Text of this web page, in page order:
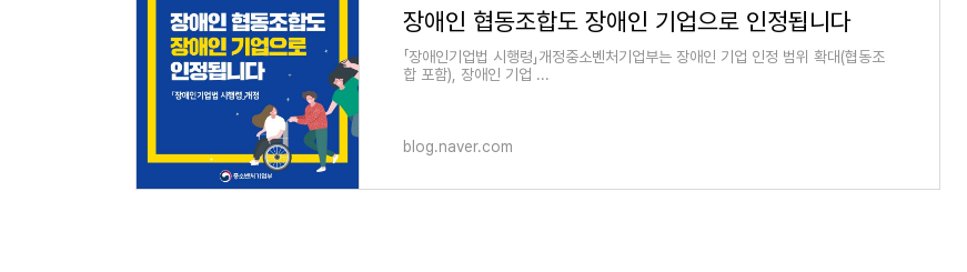
장애인 협동조합도 장애인 기업으로 인정됩니다
「장애인기업법 시행령」개정중소벤처기업부는 장애인 기업 인정 범위 확대(협동조
합 포함), 장애인 기업 ...
blog.naver.com